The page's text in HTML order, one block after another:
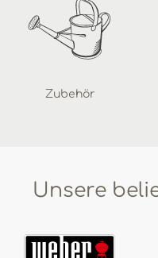
Zubehör
Unsere